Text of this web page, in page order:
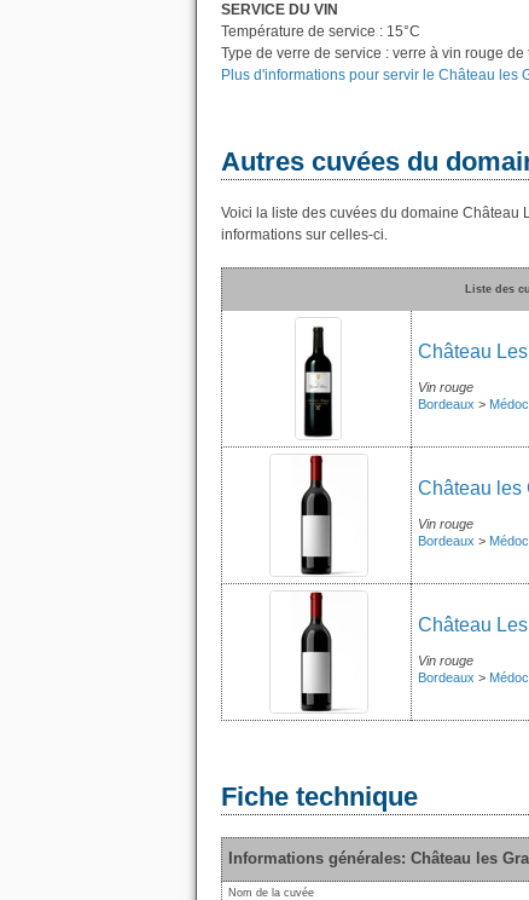
SERVICE DU VIN
Température de service : 15°C
Type de verre de service : verre à vin rouge
Plus d'informations pour servir le Château les
Autres cuvées du
Voici la liste des cuvées du domaine Château
informations sur celles-ci.
Liste des
Château
Vin rouge
Bordeaux > Médoc
Château les
Vin rouge
Bordeaux > Médoc
Château
Vin rouge
Bordeaux > Médoc
Fiche technique
Informations générales: Château les
Nom de la cuvée